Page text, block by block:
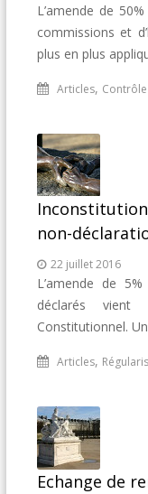
L’amende de
commissions et
plus en plus
Articles,
non-
22 juillet 2016
L’amende de
déclarés vient
Constitutionnel.
Articles,
Echange de